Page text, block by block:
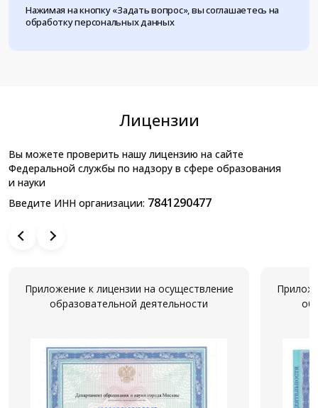
Нажимая на кнопку «Задать вопрос», вы соглашаетесь на
обработку персональных данных
Лицензии
Вы можете проверить нашу лицензию на сайте
Федеральной службы по надзору в сфере образования
и науки
Введите ИНН организации: 7841290477
Приложение к лицензии на осуществление
образовательной деятельности